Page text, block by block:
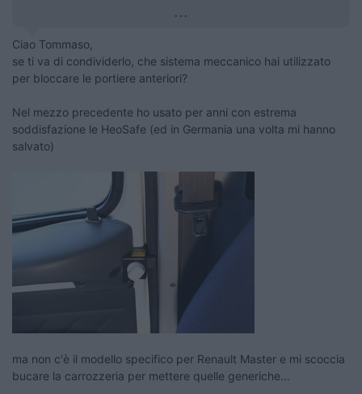
...
Ciao Tommaso,
se ti va di condividerlo, che sistema meccanico hai utilizzato
per bloccare le portiere anteriori?
Nel mezzo precedente ho usato per anni con estrema
soddisfazione le HeoSafe (ed in Germania una volta mi hanno
salvato)
ma non c'è il modello specifico per Renault Master e mi scoccia
bucare la carrozzeria per mettere quelle generiche...